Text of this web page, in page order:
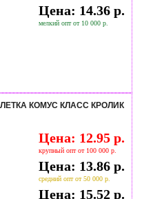
Цена: 14.36 р.
мелкий опт от 10 000 р.
КОМУС КЛАСС КРОЛИК
Цена: 12.95 р.
крупный опт от 100 000 р.
Цена: 13.86 р.
средний опт от 50 000 р.
Цена: 15.52 р.